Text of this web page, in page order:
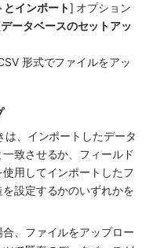
とインポート] オプション
データベースのセットアッ
形式でファイルをアッ
、インポートしたデータ
致させるか、フィールド
用してインポートしたフ
設定するかのいずれかを
、ファイルをアップロー